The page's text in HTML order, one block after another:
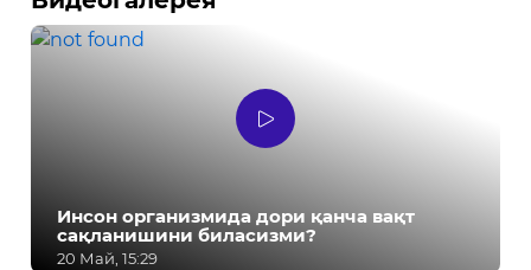
Инсон организмида дори қанча вақт
сақланишини биласизми?
20 Май, 15:29